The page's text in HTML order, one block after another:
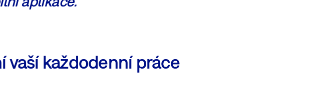
vaší každodenní práce